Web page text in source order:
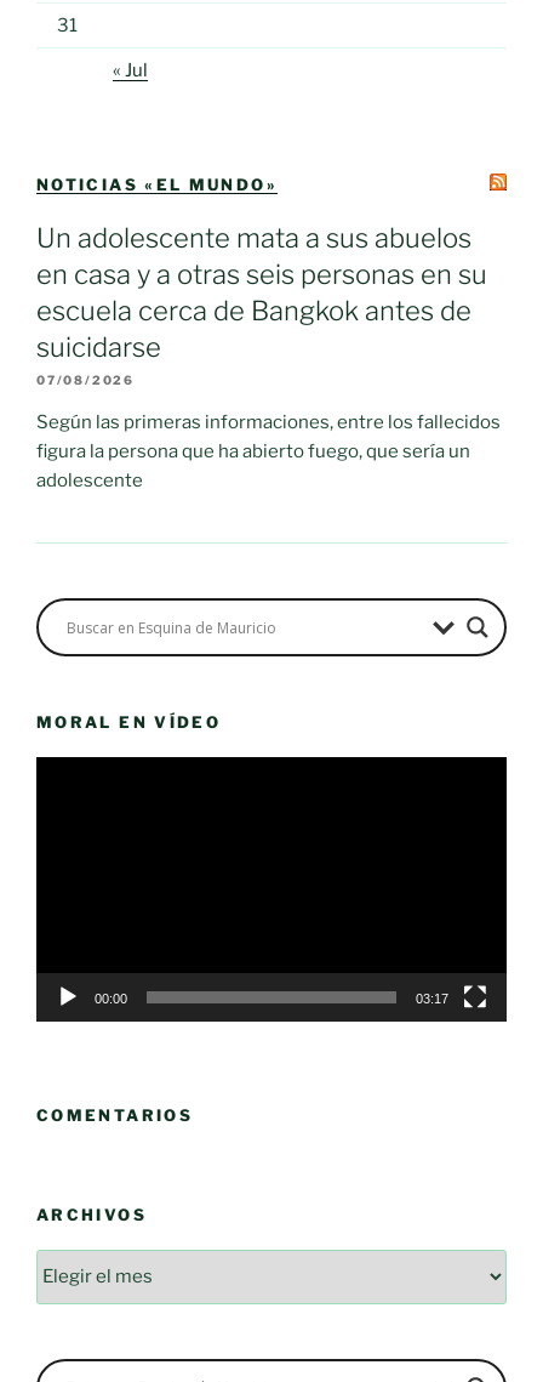
31
« Jul
NOTICIAS «EL MUNDO»
Un adolescente mata a sus abuelos
en casa y a otras seis personas en su
escuela cerca de Bangkok antes de
suicidarse
07/08/2026
Según las primeras informaciones, entre los fallecidos
figura la persona que ha abierto fuego, que sería un
adolescente
MORAL EN VÍDEO
00:00 03:17
COMENTARIOS
ARCHIVOS